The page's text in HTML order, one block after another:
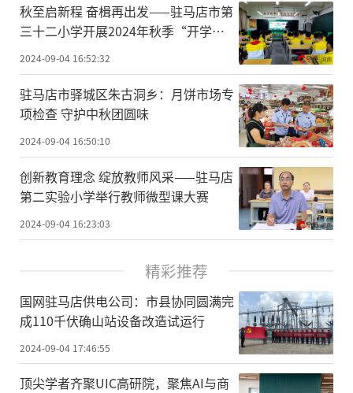
秋至启新程 奋楫再出发——驻马店市第
三十二小学开展2024年秋季“开学第
一课”
2024-09-04 16:52:32
驻马店市驿城区朱古洞乡：月饼市场专
项检查 守护中秋团圆味
2024-09-04 16:50:10
创新教育理念 绽放教师风采——驻马店
第二实验小学举行教师微型课大赛
2024-09-04 16:23:03
精彩推荐
国网驻马店供电公司：市县协同圆满完
成110千伏确山站设备改造试运行
2024-09-04 17:46:55
顶尖学者齐聚UIC高研院，聚焦AI与商